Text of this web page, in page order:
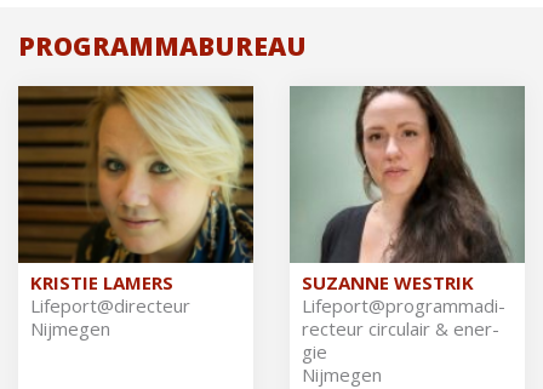
PROGRAMMABUREAU
KRISTIE LAMERS
Li­fe­port@di­rec­teur
Nijmegen
SUZANNE WESTRIK
Li­fe­port@pro­gram­ma­di­
rec­teur cir­cu­lair & ener­
gie
Nijmegen